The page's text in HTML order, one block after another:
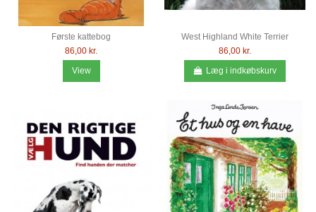
Første kattebog
86,00 kr.
View
West Highland White Terrier
86,00 kr.
Læg i indkøbskurv